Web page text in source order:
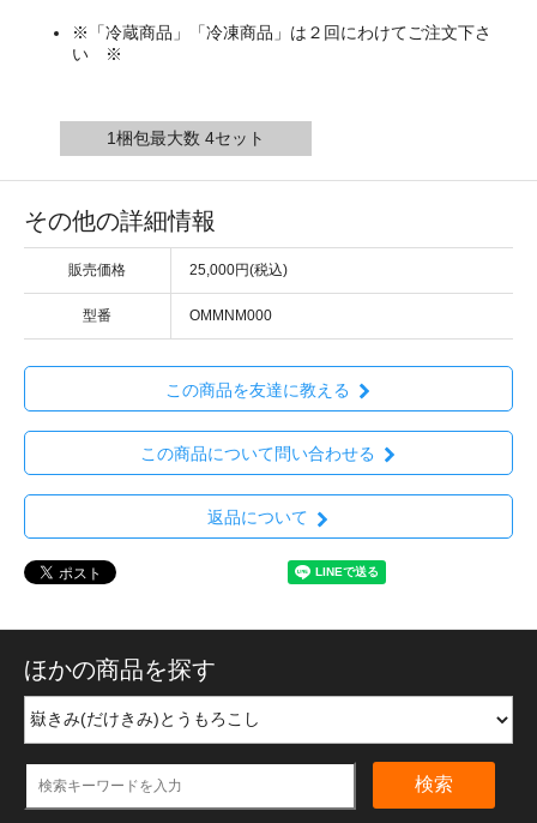
※「冷蔵商品」「冷凍商品」は２回にわけてご注文下さ
い ※
1梱包最大数 4セット
その他の詳細情報
販売価格 25,000円(税込)
型番 OMMNM000
この商品を友達に教える
この商品について問い合わせる
返品について
ほかの商品を探す
検索